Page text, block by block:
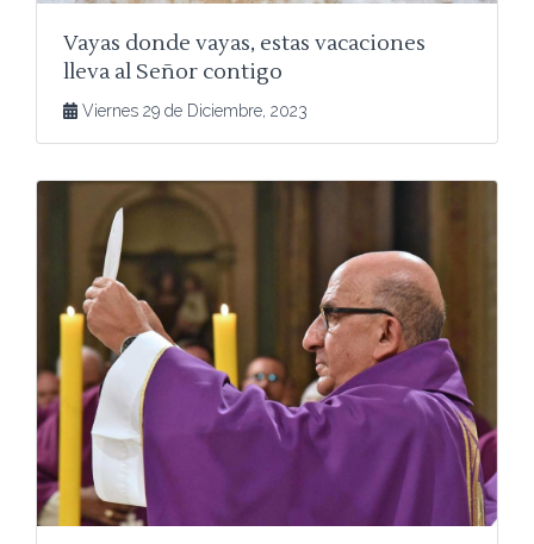
Vayas donde vayas, estas vacaciones
lleva al Señor contigo
Viernes 29 de Diciembre, 2023